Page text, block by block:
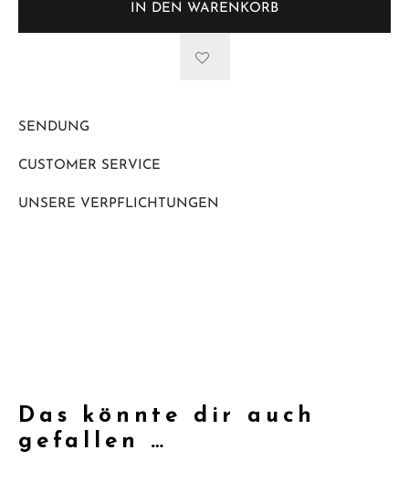
IN DEN WARENKORB
SENDUNG
CUSTOMER SERVICE
UNSERE VERPFLICHTUNGEN
Das könnte dir auch
gefallen …